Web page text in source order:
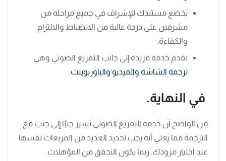
يخضع مستندك للإشراف في جميع مراحله من
مشرفين على درجة عالية من الانضباط والالتزام
والكفاءة.
نقدم خدمة فريدة إلى جانب التفريغ الصوتي وهي
ترجمة الشاشة والفيديو والباوربوينت.
في النهاية.
من الواضح أن خدمة التفريغ الصوتي تسير جنبًا إلى جنب مع
الترجمة مما يعني أنه يجب تحديد العديد من المربعات نفسها
عند اختيار مزودك. ربما يكون التحقق من المؤهلات